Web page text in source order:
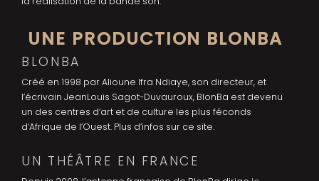
UNE PRODUCTION BLONBA
BLONBA
Créé en 1998 par Alioune Ifra Ndiaye, son directeur, et
l’écrivain JeanLouis Sagot-Duvauroux, BlonBa est devenu
un des centres d’art et de culture les plus féconds
d’Afrique de l’Ouest. Plus d’infos sur ce site.
UN THÉÂTRE EN FRANCE